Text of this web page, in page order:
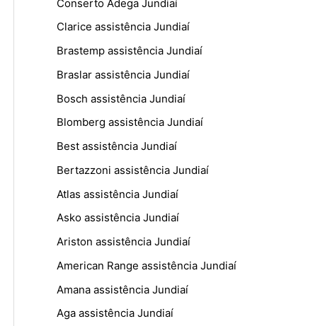
Conserto Adega Jundiaí
Clarice assistência Jundiaí
Brastemp assistência Jundiaí
Braslar assistência Jundiaí
Bosch assistência Jundiaí
Blomberg assistência Jundiaí
Best assistência Jundiaí
Bertazzoni assistência Jundiaí
Atlas assistência Jundiaí
Asko assistência Jundiaí
Ariston assistência Jundiaí
American Range assistência Jundiaí
Amana assistência Jundiaí
Aga assistência Jundiaí